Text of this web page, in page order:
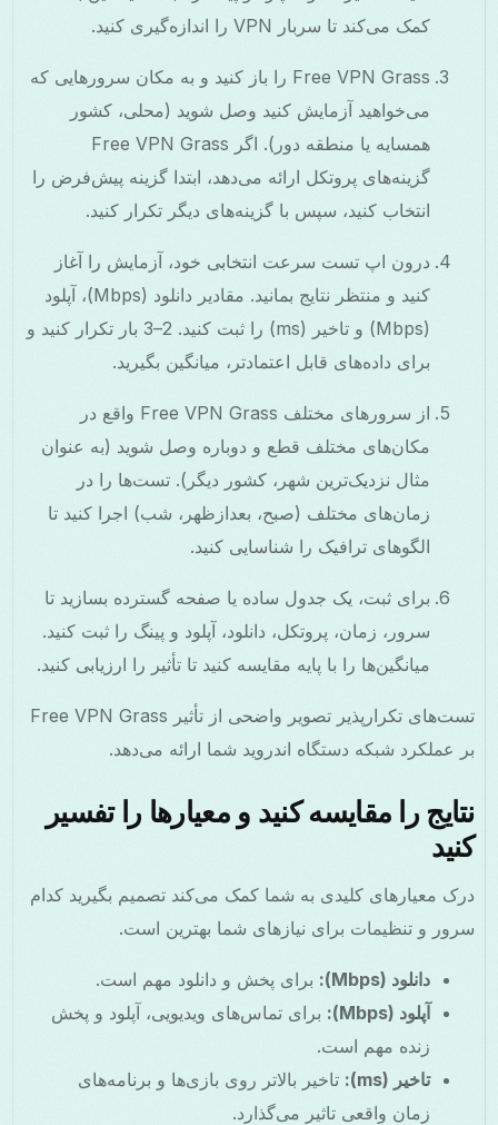
کمک می‌کند تا سربار VPN را اندازه‌گیری کنید.
Free VPN Grass را باز کنید و به مکان سرورهایی که
می‌خواهید آزمایش کنید وصل شوید (محلی، کشور
همسایه یا منطقه دور). اگر Free VPN Grass
گزینه‌های پروتکل ارائه می‌دهد، ابتدا گزینه پیش‌فرض را
انتخاب کنید، سپس با گزینه‌های دیگر تکرار کنید.
درون اپ تست سرعت انتخابی خود، آزمایش را آغاز
کنید و منتظر نتایج بمانید. مقادیر دانلود (Mbps)، آپلود
(Mbps) و تاخیر (ms) را ثبت کنید. 2–3 بار تکرار کنید و
برای داده‌های قابل اعتمادتر، میانگین بگیرید.
از سرورهای مختلف Free VPN Grass واقع در
مکان‌های مختلف قطع و دوباره وصل شوید (به عنوان
مثال نزدیک‌ترین شهر، کشور دیگر). تست‌ها را در
زمان‌های مختلف (صبح، بعدازظهر، شب) اجرا کنید تا
الگوهای ترافیک را شناسایی کنید.
برای ثبت، یک جدول ساده یا صفحه گسترده بسازید تا
سرور، زمان، پروتکل، دانلود، آپلود و پینگ را ثبت کنید.
میانگین‌ها را با پایه مقایسه کنید تا تأثیر را ارزیابی کنید.
تست‌های تکرارپذیر تصویر واضحی از تأثیر Free VPN Grass
بر عملکرد شبکه دستگاه اندروید شما ارائه می‌دهد.
نتایج را مقایسه کنید و معیارها را تفسیر
کنید
درک معیارهای کلیدی به شما کمک می‌کند تصمیم بگیرید کدام
سرور و تنظیمات برای نیازهای شما بهترین است.
دانلود (Mbps):
برای پخش و دانلود مهم است.
آپلود (Mbps):
برای تماس‌های ویدیویی، آپلود و پخش
زنده مهم است.
تاخیر (ms):
تاخیر بالاتر روی بازی‌ها و برنامه‌های
زمان واقعی تاثیر می‌گذارد.